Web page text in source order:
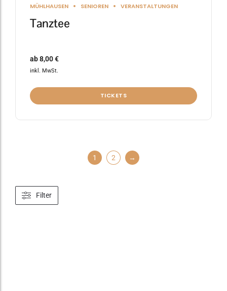
MÜHLHAUSEN SENIOREN VERANSTALTUNGEN
Tanztee
ab8,00€
inkl. MwSt.
TICKETS
1 2 →
Filter